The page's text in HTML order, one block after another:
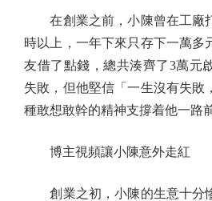
在創業之前，小陳曾在工廠
時以上，一年下來只存下一萬多
友借了點錢，總共湊齊了3萬元
失敗，但他堅信「一生沒有失敗
種敢想敢幹的精神支撐着他一路
博主視頻讓小陳意外走紅
創業之初，小陳的生意十分